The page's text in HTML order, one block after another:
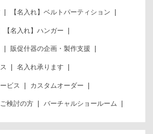
【名入れ】ベルトパーティション
【名入れ】ハンガー
販促什器の企画・製作支援
名入れ承ります
ビス カスタムオーダー
検討の方 バーチャルショールーム